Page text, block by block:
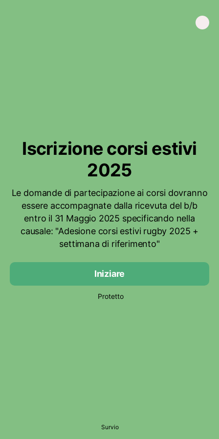
Iscrizione corsi estivi
2025
Le domande di partecipazione ai corsi dovranno
essere accompagnate dalla ricevuta del b/b
entro il 31 Maggio 2025 specificando nella
causale: "Adesione corsi estivi rugby 2025 +
settimana di riferimento"
Iniziare
Protetto
Survio